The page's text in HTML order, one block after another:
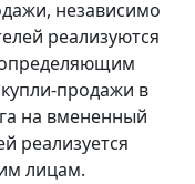
независимо
реализуются
продажи в
на вмененный
реализуется
лицам.